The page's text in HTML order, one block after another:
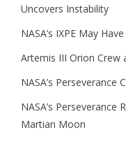
Uncovers Instability
NASA’s IXPE May
Artemis III Orion Crew
NASA’s Perseverance
NASA’s Perseverance
Martian Moon